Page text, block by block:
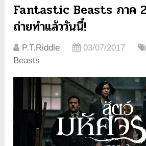
Fantastic Beasts ภาค
ถ่ายทำแล้ววันนี้!
P.T.Riddle 03/07/2017
Beasts